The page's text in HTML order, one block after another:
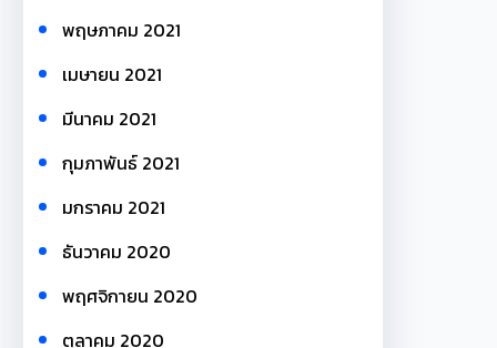
พฤษภาคม 2021
เมษายน 2021
มีนาคม 2021
กุมภาพันธ์ 2021
มกราคม 2021
ธันวาคม 2020
พฤศจิกายน 2020
ตุลาคม 2020